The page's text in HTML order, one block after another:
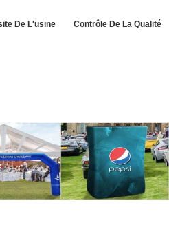
De L'usine Contrôle De La Qualité